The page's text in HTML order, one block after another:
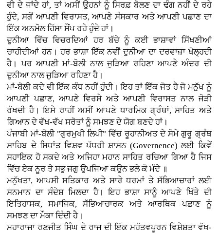
ਵੀ ਦੇ ਜਾਂਦੇ ਹਾਂ, ਤਾਂ ਅਸੀਂ ਉਹਨਾਂ ਨੂੰ ਸਿਰਫ਼ ਬੋਲਣ ਦਾ ਢੰਗ ਨਹੀਂ ਦੇ ਰਹੇ
ਹੁੰਦੇ, ਸਗੋਂ ਆਪਣੀ ਵਿਰਾਸਤ, ਆਪਣੇ ਸੰਸਕਾਰ ਅਤੇ ਆਪਣੀ ਪਛਾਣ ਦਾ
ਇੱਕ ਅਨਮੋਲ ਹਿੱਸਾ ਸੌਂਪ ਰਹੇ ਹੁੰਦੇ ਹਾਂ।
ਦੁਨੀਆ ਵਿੱਚ ਵਿਚਰਦਿਆਂ ਹਰ ਬੱਚੇ ਨੂੰ ਕਈ ਭਾਸ਼ਾਵਾਂ ਸਿੱਖਣੀਆਂ
ਚਾਹੀਦੀਆਂ ਹਨ। ਹਰ ਭਾਸ਼ਾ ਇੱਕ ਨਵੀਂ ਦੁਨੀਆ ਦਾ ਦਰਵਾਜ਼ਾ ਖੋਲ੍ਹਦੀ
ਹੈ। ਪਰ ਆਪਣੀ ਮਾਂ-ਬੋਲੀ ਨਾਲ ਜੁੜਿਆ ਰਹਿਣਾ ਆਪਣੇ ਅੰਦਰ ਦੀ
ਦੁਨੀਆ ਨਾਲ ਜੁੜਿਆ ਰਹਿਣਾ ਹੈ।
ਮਾਂ-ਬੋਲੀ ਕਦੇ ਵੀ ਇੱਕ ਕੰਧ ਨਹੀਂ ਹੁੰਦੀ। ਇਹ ਤਾਂ ਇੱਕ ਜੋਤ ਹੈ ਜੋ ਮਨੁੱਖ ਨੂੰ
ਆਪਣੀ ਪਛਾਣ, ਆਪਣੇ ਵਿਰਸੇ ਅਤੇ ਆਪਣੀ ਵਿਰਾਸਤ ਨਾਲ ਜੋੜੀ
ਰੱਖਦੀ ਹੈ। ਇਸੇ ਰਾਹੀਂ ਅਸੀਂ ਆਪਣੇ ਧਾਰਮਿਕ ਗ੍ਰੰਥਾਂ, ਸਾਹਿਤ ਅਤੇ
ਗਿਆਨ ਦੇ ਵੱਖ-ਵੱਖ ਸਰੋਤਾਂ ਨੂੰ ਸਮਝਣ ਦੇ ਯੋਗ ਬਣਦੇ ਹਾਂ।
ਪੰਜਾਬੀ ਮਾਂ-ਬੋਲੀ "ਗੁਰਮੁਖੀ ਲਿਪੀ" ਵਿੱਚ ਰੂਹਾਨੀਅਤ ਦੇ ਸੋਮੇ ਗੁਰੂ ਗ੍ਰੰਥ
ਸਾਹਿਬ ਦੇ ਸਿਧਾਂਤ ਵਿਸ਼ਵ ਪੱਧਰੀ ਸ਼ਾਸਨ (Governence) ਲਈ ਕਿਵੇਂ
ਸਹਾਇਕ ਹੋ ਸਕਦੇ ਅਤੇ ਅਜਿਹਾ ਮਹਾਨ ਸਾਹਿਤ ਰਚਿਆ ਗਿਆ ਹੈ ਜਿਸ
ਵਿੱਚ ਏਕ ਨੂਰ ਤੇ ਸਭੁ ਜਗੁ ਉਪਜਿਆ ਕਉਨ ਭਲੇ ਕੋ ਮੰਦੇ ॥
ਮਨੁੱਖਤਾ, ਆਪਸੀ ਸਤਿਕਾਰ ਅਤੇ ਸਾਰੇ ਧਰਮਾਂ ਤੇ ਸੱਭਿਆਚਾਰਾਂ ਲਈ
ਸਨਮਾਨ ਦਾ ਸੰਦੇਸ਼ ਮਿਲਦਾ ਹੈ। ਇਹ ਭਾਸ਼ਾ ਸਾਨੂੰ ਆਪਣੇ ਖਿੱਤੇ ਦੀ
ਇਤਿਹਾਸਕ, ਸਮਾਜਿਕ, ਸੱਭਿਆਚਾਰਕ ਅਤੇ ਆਰਥਿਕ ਪਛਾਣ ਨੂੰ
ਸਮਝਣ ਦਾ ਮੌਕਾ ਦਿੰਦੀ ਹੈ।
ਮਹਾਰਾਜਾ ਰਣਜੀਤ ਸਿੰਘ ਦੇ ਰਾਜ ਦੀ ਇੱਕ ਮਹੱਤਵਪੂਰਨ ਵਿਸ਼ੇਸ਼ਤਾ ਵੱਖ-